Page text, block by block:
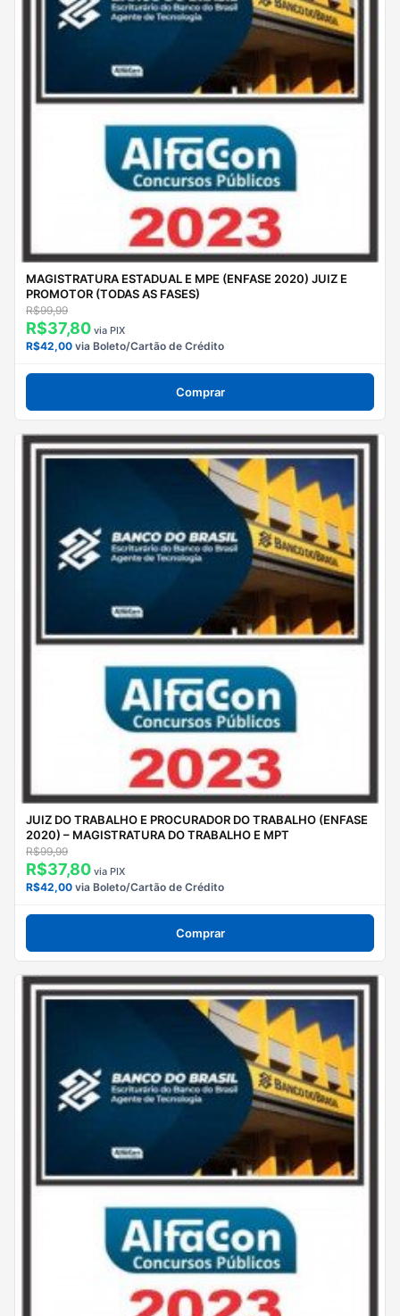
MAGISTRATURA ESTADUAL E MPE (ENFASE 2020) JUIZ E
PROMOTOR (TODAS AS FASES)
R$99,99
R$37,80 via PIX
R$42,00 via Boleto/Cartão de Crédito
Comprar
JUIZ DO TRABALHO E PROCURADOR DO TRABALHO (ENFASE
2020) – MAGISTRATURA DO TRABALHO E MPT
R$99,99
R$37,80 via PIX
R$42,00 via Boleto/Cartão de Crédito
Comprar